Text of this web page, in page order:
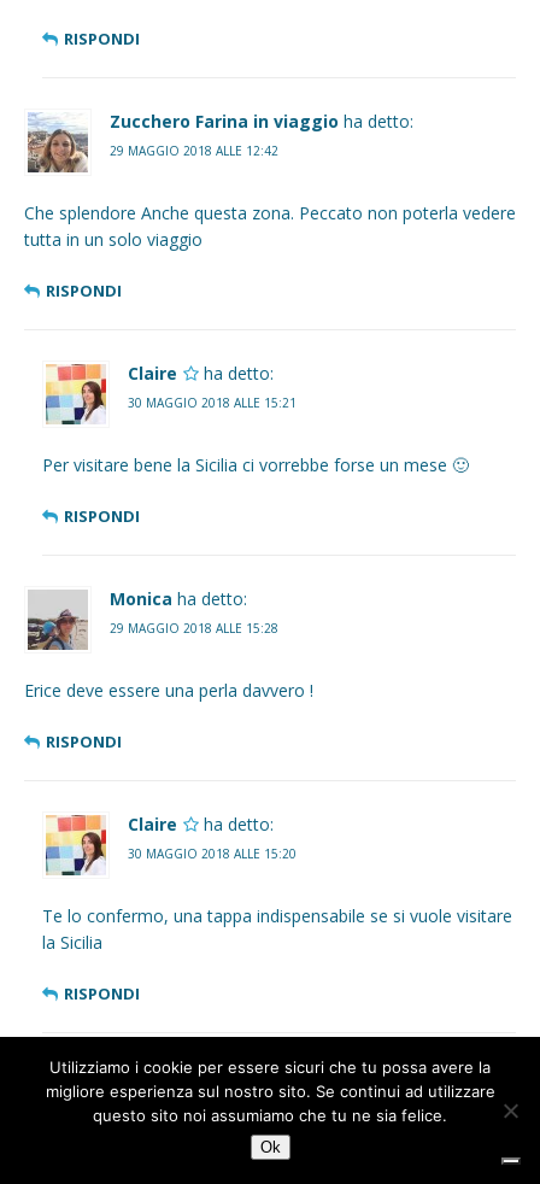
RISPONDI
Zucchero Farina in viaggio ha detto:
29 MAGGIO 2018 ALLE 12:42
Che splendore Anche questa zona. Peccato non poterla vedere
tutta in un solo viaggio
RISPONDI
Claire ha detto:
30 MAGGIO 2018 ALLE 15:21
Per visitare bene la Sicilia ci vorrebbe forse un mese 🙂
RISPONDI
Monica ha detto:
29 MAGGIO 2018 ALLE 15:28
Erice deve essere una perla davvero !
RISPONDI
Claire ha detto:
30 MAGGIO 2018 ALLE 15:20
Te lo confermo, una tappa indispensabile se si vuole visitare
la Sicilia
RISPONDI
Stefania - Piedini in Viaggio ha detto:
29 MAGGIO 2018 ALLE 20:34
Che sogno dev essere Erice! E che bello trovare una casa
Utilizziamo i cookie per essere sicuri che tu possa avere la
migliore esperienza sul nostro sito. Se continui ad utilizzare
questo sito noi assumiamo che tu ne sia felice.
Ok